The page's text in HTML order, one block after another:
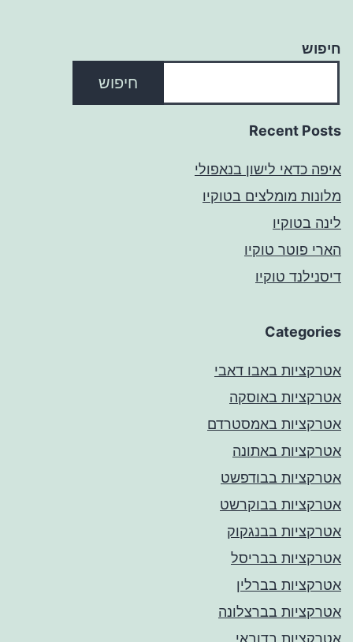
חיפוש
חיפוש
Recent Posts
איפה כדאי לישון בנאפולי
מלונות מומלצים בטוקיו
לינה בטוקיו
הארי פוטר טוקיו
דיסנילנד טוקיו
Categories
אטרקציות באבו דאבי
אטרקציות באוסקה
אטרקציות באמסטרדם
אטרקציות באתונה
אטרקציות בבודפשט
אטרקציות בבוקרשט
אטרקציות בבנגקוק
אטרקציות בבריסל
אטרקציות בברלין
אטרקציות בברצלונה
אטרקציות בדובאי